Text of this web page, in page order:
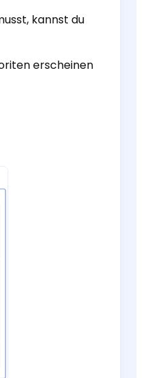
kannst du
erscheinen